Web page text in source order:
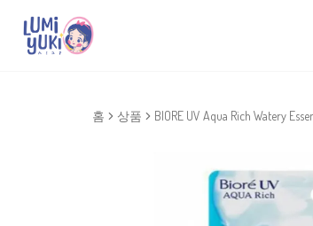
홈 상품 BIORE UV Aqua Rich Watery